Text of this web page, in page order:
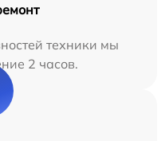
техники мы
2 часов.